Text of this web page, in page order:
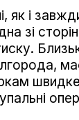
як і
зі